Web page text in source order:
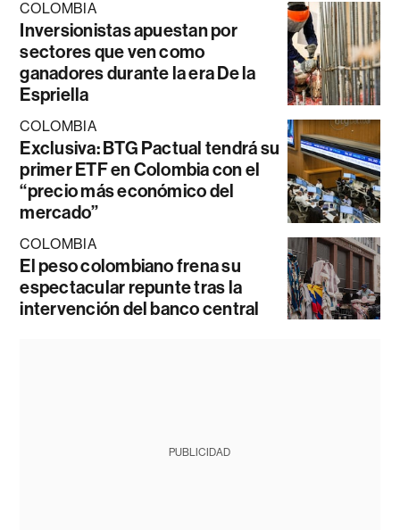
COLOMBIA
Inversionistas apuestan por
sectores que ven como
ganadores durante la era De la
Espriella
COLOMBIA
Exclusiva: BTG Pactual tendrá su
primer ETF en Colombia con el
“precio más económico del
mercado”
COLOMBIA
El peso colombiano frena su
espectacular repunte tras la
intervención del banco central
PUBLICIDAD